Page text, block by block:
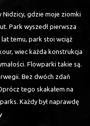
Nidzicy, gdzie moje ziomki
Park wyszedł pierwsza
temu, park stoi wciąż
wiec każda konstrukcja
Flowparki takie są.
Bez dwóch zdań
tego skakałem na
Każdy był naprawdę